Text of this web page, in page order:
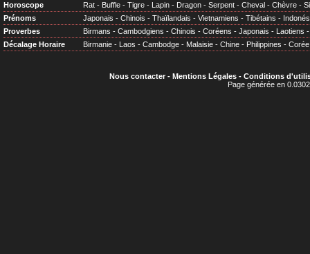
Horoscope
Rat - Buffle - Tigre - Lapin - Dragon - Serpent - Cheval - Chèvre -
Prénoms
Japonais - Chinois - Thaïlandais - Vietnamiens - Tibétains -
Proverbes
Birmans - Cambodgiens - Chinois - Coréens - Japonais - Laotiens
Décalage Horaire
Birmanie - Laos - Cambodge - Malaisie - Chine - Philippines - Corée
Nous contacter- Mentions Légales- Conditions
Page générée en